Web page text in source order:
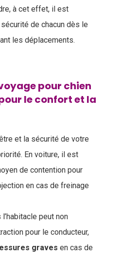
à cet effet, il est
de chacun dès le
les déplacements.
pour chien
le confort et la
et la sécurité de votre
En voiture, il est
de contention pour
en cas de freinage
peut non
pour le conducteur,
graves en cas de